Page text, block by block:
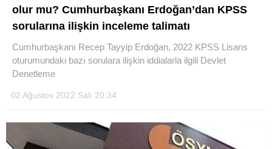
olur mu? Cumhurbaşkanı Erdoğan’dan KPSS
sorularına ilişkin inceleme talimatı
Cumhurbaşkanı Recep Tayyip Erdoğan, 2022 KPSS Lisans
oturumundaki bazı sorulara ilişkin iddialarla ilgili Devlet
Denetleme
02 Ağustos 2022 Salı 20:34